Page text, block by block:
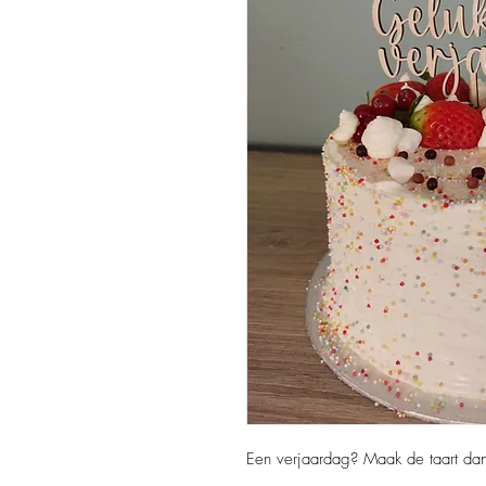
Een verjaardag? Maak de taart